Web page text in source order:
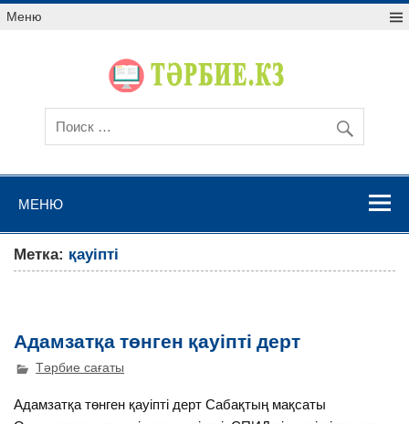
Меню
МЕНЮ
Метка: қауіпті
Адамзатқа төнген қауіпті дерт
Тәрбие сағаты
Адамзатқа төнген қауіпті дерт Сабақтың мақсаты